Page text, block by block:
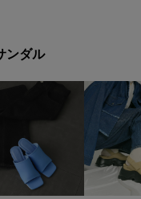
ンダル